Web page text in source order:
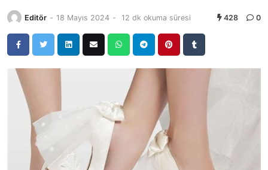
Editör - 18 Mayıs 2024 - 12 dk okuma süresi 428 0